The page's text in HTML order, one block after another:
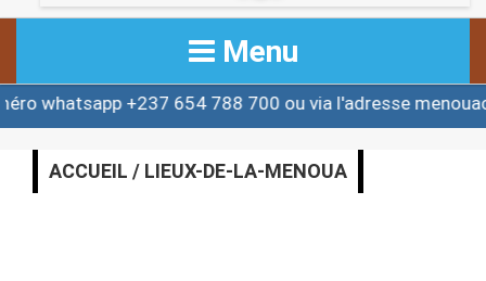
Menu
ACCUEIL
ACTUALITE
+237 654 788 700 ou via l'adresse
ACCUEIL / LIEUX-DE-LA-MENOUA